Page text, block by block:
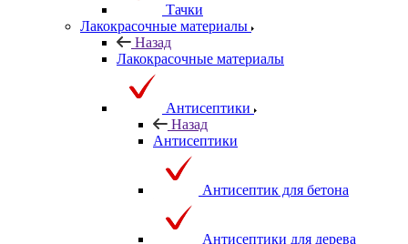
Тачки
Лакокрасочные материалы
Назад
Лакокрасочные материалы
Антисептики
Назад
Антисептики
Антисептик для бетона
Антисептики для дерева